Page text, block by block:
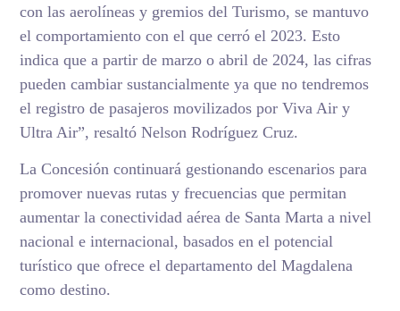
con las aerolíneas y gremios del Turismo, se mantuvo
el comportamiento con el que cerró el 2023. Esto
indica que a partir de marzo o abril de 2024, las cifras
pueden cambiar sustancialmente ya que no tendremos
el registro de pasajeros movilizados por Viva Air y
Ultra Air”, resaltó Nelson Rodríguez Cruz.
La Concesión continuará gestionando escenarios para
promover nuevas rutas y frecuencias que permitan
aumentar la conectividad aérea de Santa Marta a nivel
nacional e internacional, basados en el potencial
turístico que ofrece el departamento del Magdalena
como destino.